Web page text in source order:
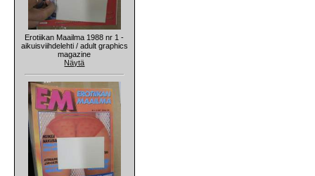
Erotiikan Maailma 1988 nr 1 -
aikuisviihdelehti / adult graphics
magazine
Näytä